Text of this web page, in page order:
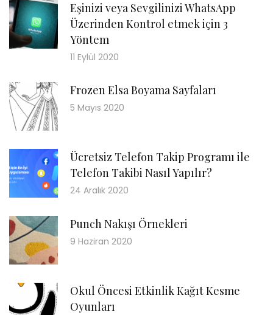
Eşinizi veya Sevgilinizi WhatsApp
Üzerinden Kontrol etmek için 3
Yöntem
11 Eylül 2020
Frozen Elsa Boyama Sayfaları
5 Mayıs 2020
Ücretsiz Telefon Takip Programı ile
Telefon Takibi Nasıl Yapılır?
24 Aralık 2020
Punch Nakışı Örnekleri
9 Haziran 2020
Okul Öncesi Etkinlik Kağıt Kesme
Oyunları